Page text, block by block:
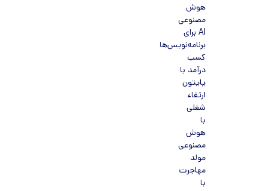
هوش
مصنوعی
AI برای
برنامه‌نویس‌ها
کسب
درآمد با
پایتون
ارتقاء
شغلی
با
هوش
مصنوعی
مولد
مهاجرت
با